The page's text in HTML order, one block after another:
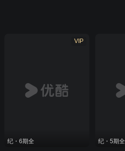
VIP
纪・6期全 纪・5期全